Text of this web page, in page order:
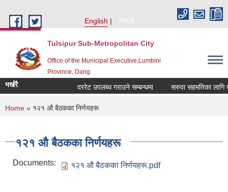
English
नेपाली
Tulsipur Sub-Metropolitan City
Office of the Municipal Executive,Lumbini
Province, Dang
भर्खरै दररेट उपलब्ध गराउने सम्बन्धमा सरुवा सहमतिका लागि
You are here
Home » १२१ औ बैठकका निर्णयहरू
१२१ औ बैठकका निर्णयहरू
Documents: १२१ औ बैठकका निर्णयहरू.pdf